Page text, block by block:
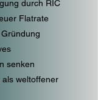
durch RIC
Flatrate
senken
als weltoffener